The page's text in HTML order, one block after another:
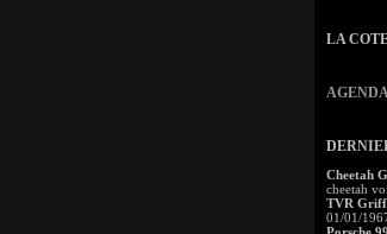
LA
Cheetah
cheetah
TVR
01/01/